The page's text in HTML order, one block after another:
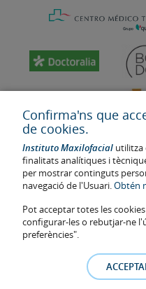
Última actualització: 2023
Num. d'autorització de centre
La informació present a la
relació metge-pacient. En cas
referència. Les fotos i els
apareixen a la web estan
Confirma'ns que
de cookies.
Instituto Maxilofacial utilitza
finalitats analítiques i
per mostrar continguts
navegació de l'Usuari.Obtén
Pot acceptar totes les
configurar-les o rebutjar-ne
preferències".